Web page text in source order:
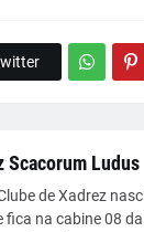
Scacorum Ludus
de Xadrez
fica na cabine 08